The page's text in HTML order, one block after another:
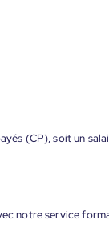
(CP), soit un
notre service